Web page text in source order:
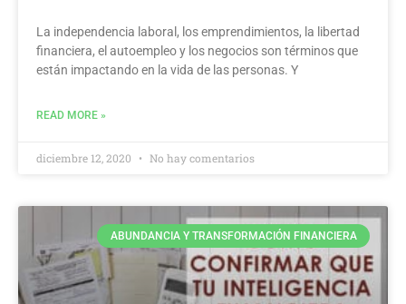
La independencia laboral, los emprendimientos, la libertad
financiera, el autoempleo y los negocios son términos que
están impactando en la vida de las personas. Y
READ MORE »
diciembre 12, 2020 No hay comentarios
ABUNDANCIA Y TRANSFORMACIÓN FINANCIERA